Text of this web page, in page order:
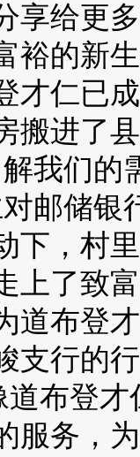
享给更
裕的新
仁已成
搬进了
我们的
邮储银
下，村
上了致
布登才
支行的
道布登
服务，